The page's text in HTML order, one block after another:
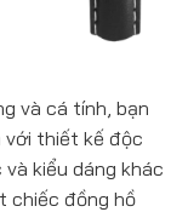
và cá tính, bạn
với thiết kế độc
kiểu dáng khác
chiếc đồng hồ